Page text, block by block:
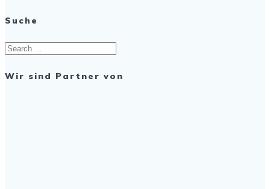
Suche
Search
for:
Wir sind Partner von